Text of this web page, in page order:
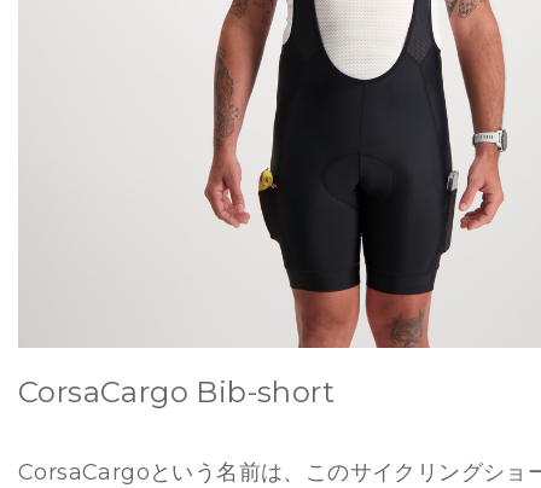
CorsaCargo Bib-short
CorsaCargoという名前は、このサイクリングショ